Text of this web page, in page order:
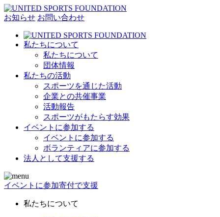
お知らせ お問い合わせ
私たちについて
私たちについて
団体情報
私たちの活動
スポーツを通じた活動
企業との共催事業
活動報告
スポーツがもたらす効果
イベントに参加する
イベントに参加する
ボランティアに参加する
法人として支援する
イベントに参加寄付で支援
私たちについて